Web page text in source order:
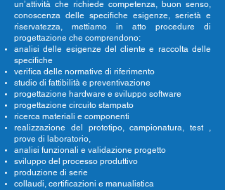
un’attività che richiede competenza, buon senso,
conoscenza delle specifiche esigenze, serietà e
riservatezza, mettiamo in atto procedure di
progettazione che comprendono:
analisi delle esigenze del cliente e raccolta delle
specifiche
verifica delle normative di riferimento
studio di fattibilità e preventivazione
progettazione hardware e sviluppo software
progettazione circuito stampato
ricerca materiali e componenti
realizzazione del prototipo, campionatura, test ,
prove di laboratorio,
analisi funzionali e validazione progetto
sviluppo del processo produttivo
produzione di serie
collaudi, certificazioni e manualistica